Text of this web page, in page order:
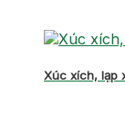
Xúc xích, lạp